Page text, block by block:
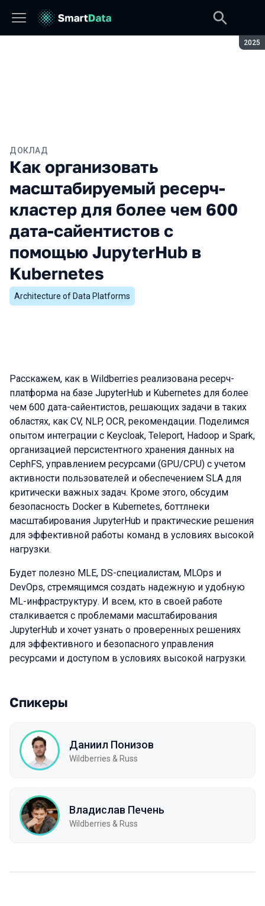
2025
ДОКЛАД
Как организовать
масштабируемый ресерч-
кластер для более чем 600
дата-сайентистов с
помощью JupyterHub в
Kubernetes
Architecture of Data Platforms
Расскажем, как в Wildberries реализована ресерч-
платформа на базе JupyterHub и Kubernetes для более
чем 600 дата-сайентистов, решающих задачи в таких
областях, как CV, NLP, OCR, рекомендации. Поделимся
опытом интеграции с Keycloak, Teleport, Hadoop и Spark,
организацией персистентного хранения данных на
CephFS, управлением ресурсами (GPU/CPU) с учетом
активности пользователей и обеспечением SLA для
критически важных задач. Кроме этого, обсудим
безопасность Docker в Kubernetes, боттлнеки
масштабирования JupyterHub и практические решения
для эффективной работы команд в условиях высокой
нагрузки.
Будет полезно MLE, DS-специалистам, MLOps и
DevOps, стремящимся создать надежную и удобную
ML-инфраструктуру. И всем, кто в своей работе
сталкивается с проблемами масштабирования
JupyterHub и хочет узнать о проверенных решениях
для эффективного и безопасного управления
ресурсами и доступом в условиях высокой нагрузки.
Спикеры
Даниил Понизов
Wildberries & Russ
Владислав Печень
Wildberries & Russ